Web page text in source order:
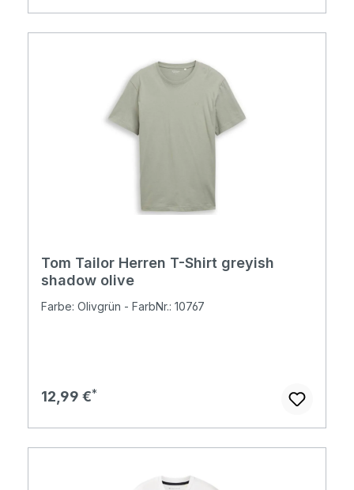
Tom Tailor Herren T-Shirt greyish
shadow olive
Farbe: Olivgrün - FarbNr.: 10767
Regulärer Preis:
12,99 €